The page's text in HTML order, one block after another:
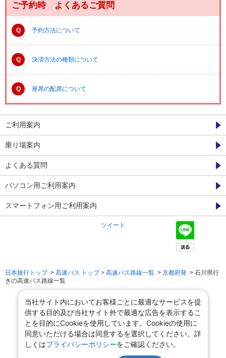
ご予約時 よくあるご質問
Q 予約方法について
Q 決済方法の種類について
Q 座席の配席について
ご利用案内
乗り場案内
よくある質問
パソコン用ご利用案内
スマートフォン用ご利用案内
ツイート
日本旅行トップ> 高速バス トップ> 高速バス路線一覧 > 京都府発 > 石川県行
きの高速バス路線一覧
当社サイト内においてお客様ごとに最適なサービスを提
供する目的及び当社サイト外で最適な広告を表示するこ
とを目的にCookieを使用しています。Cookieの使用に
同意いただける場合は同意するを選択してください。詳
しくはプライバシーポリシーをご確認ください。